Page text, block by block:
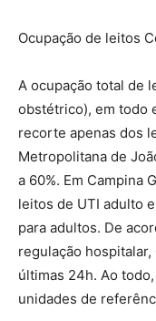
Ocupação de leitos
A ocupação total de
obstétrico), em todo
recorte apenas dos
Metropolitana de
a 60%. Em Campina
leitos de UTI adulto
para adultos. De
regulação
últimas 24h. Ao
unidades de